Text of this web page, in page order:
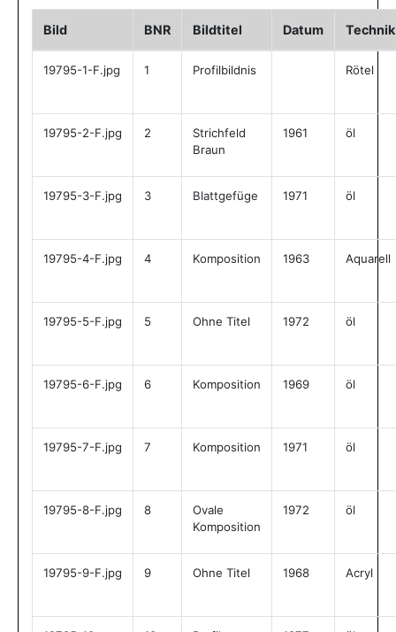
Bild BNR Bildtitel Datum Technik
19795-1-F.jpg 1 Profilbildnis Rötel
19795-2-F.jpg 2
Strichfeld
Braun
1961 öl
19795-3-F.jpg 3 Blattgefüge 1971 öl
19795-4-F.jpg 4 Komposition 1963 Aquarell
19795-5-F.jpg 5 Ohne Titel 1972 öl
19795-6-F.jpg 6 Komposition 1969 öl
19795-7-F.jpg 7 Komposition 1971 öl
19795-8-F.jpg 8
Ovale
Komposition
1972 öl
19795-9-F.jpg 9 Ohne Titel 1968 Acryl